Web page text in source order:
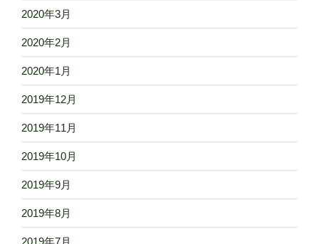
2020年3月
2020年2月
2020年1月
2019年12月
2019年11月
2019年10月
2019年9月
2019年8月
2019年7月